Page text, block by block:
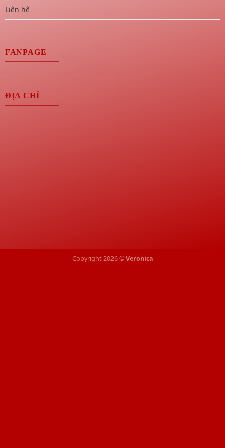
Liên hệ
FANPAGE
ĐỊA CHỈ
Copyright 2026 ©Veronica